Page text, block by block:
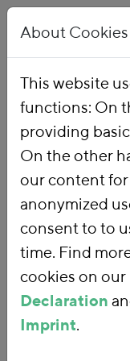
Publications
Publicationtitle
About Cookies
This website
functions: On
providing
On the other
our content for
anonymized
consent to to
time. Find
cookies on our
Declaration
Imprint.